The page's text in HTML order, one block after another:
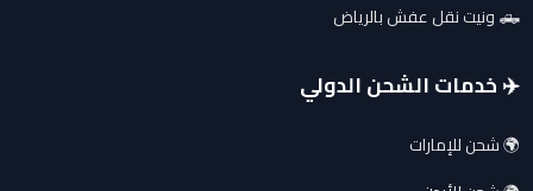
🛻 ونيت نقل عفش بالرياض
✈️ خدمات الشحن الدولي
🌍 شحن للإمارات